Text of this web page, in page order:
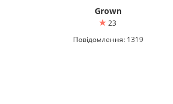
Grown
23
Повідомлення: 1319